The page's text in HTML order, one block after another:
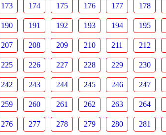
173 174 175 176 177 178
190 191 192 193 194 195
207 208 209 210 211 212
225 226 227 228 229 230
242 243 244 245 246 247
259 260 261 262 263 264
276 277 278 279 280 281